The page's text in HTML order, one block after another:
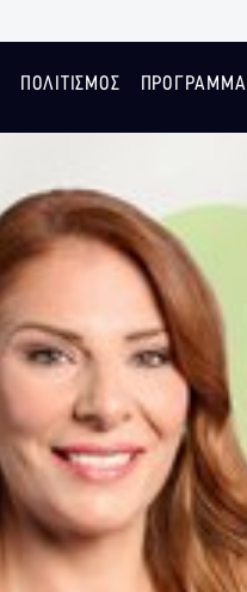
ΠΟΛΙΤΙΣΜΟΣ ΠΡΟΓΡΑΜΜΑ